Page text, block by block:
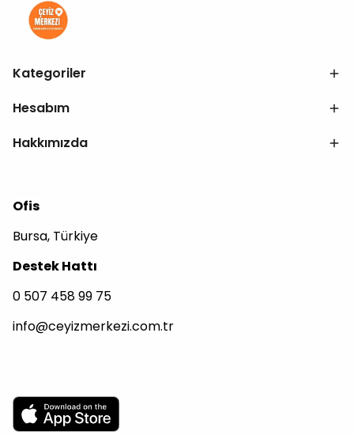
Kategoriler
Hesabım
Hakkımızda
Ofis
Bursa, Türkiye
Destek Hattı
0 507 458 99 75
info@ceyizmerkezi.com.tr